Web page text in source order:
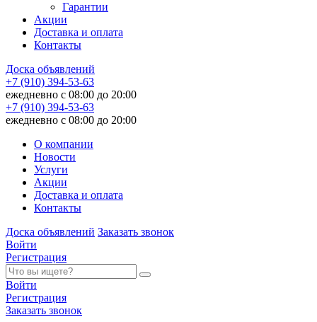
Гарантии
Акции
Доставка и оплата
Контакты
Доска объявлений
+7 (910) 394-53-63
ежедневно с 08:00 до 20:00
+7 (910) 394-53-63
ежедневно с 08:00 до 20:00
О компании
Новости
Услуги
Акции
Доставка и оплата
Контакты
Доска объявлений Заказать звонок
Войти
Регистрация
Войти
Регистрация
Заказать звонок